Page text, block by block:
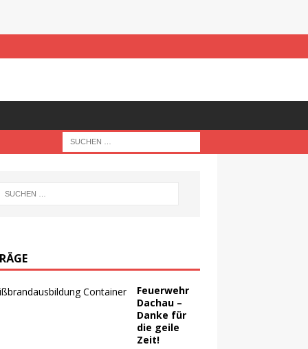
Feuerwehr
Dachau –
Danke für
die geile
Zeit!